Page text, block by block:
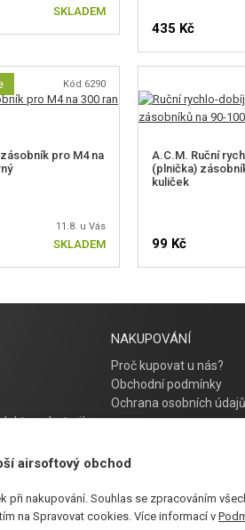
SKLADEM
435 Kč
Kód 6290
pro M4 na
11.8. u Vás
SKLADEM
A.C.M. Ruční
(plnička)
kuliček
99 Kč
a baterií
NAKUPOVÁNÍ
Proč kupovat u nás?
Obchodní podmínky
Ochrana osobních údajů
airsoftový obchod
nakupování. Souhlas se zpracováním
na Spravovat cookies. Více informací v